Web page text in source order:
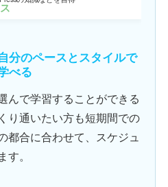
分のペースとスタイルで
べる
んで学習することができる
り通いたい方も短期間での
都合に合わせて、スケジュ
。